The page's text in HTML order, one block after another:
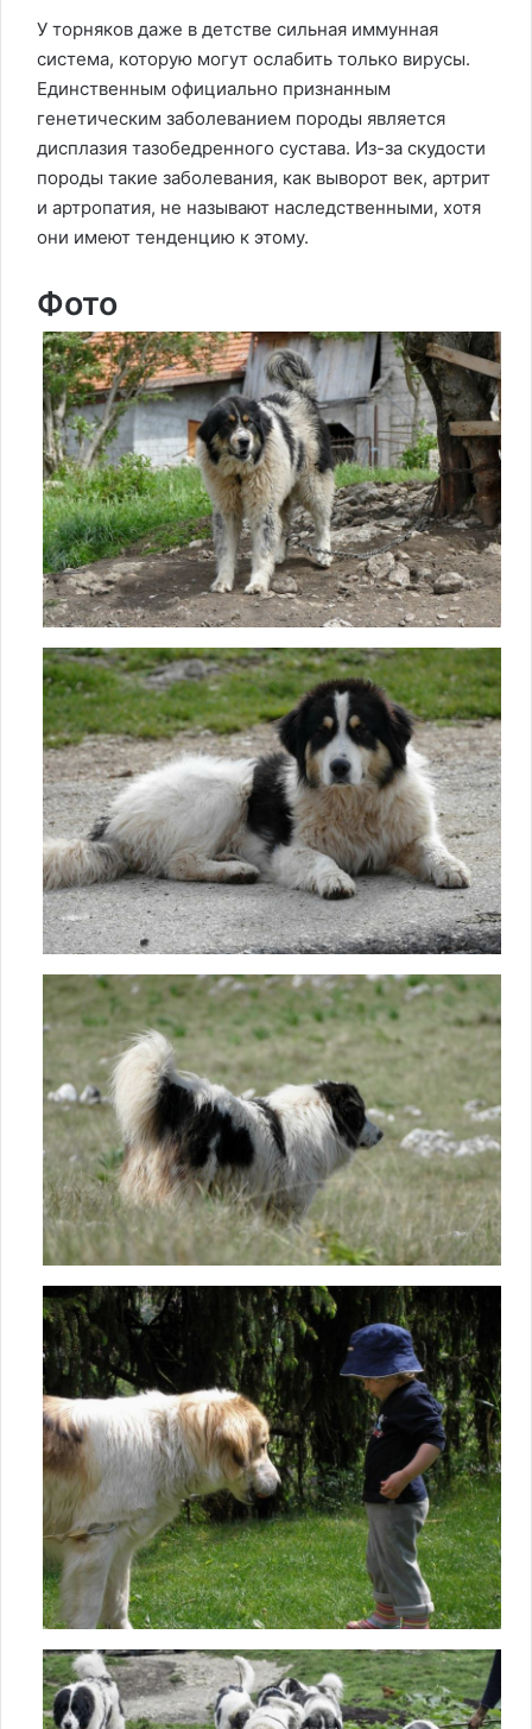
У торняков даже в детстве сильная иммунная
система, которую могут ослабить только вирусы.
Единственным официально признанным
генетическим заболеванием породы является
дисплазия тазобедренного сустава. Из-за скудости
породы такие заболевания, как выворот век, артрит
и артропатия, не называют наследственными, хотя
они имеют тенденцию к этому.
Фото